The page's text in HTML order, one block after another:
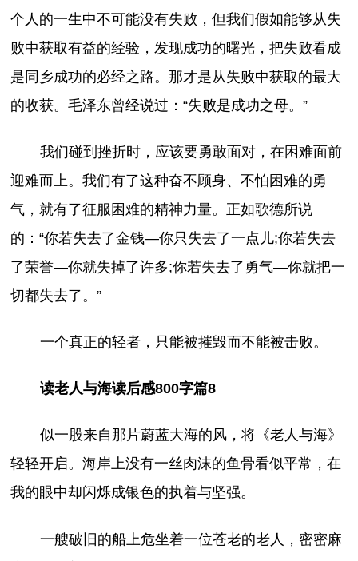
个人的一生中不可能没有失败，但我们假如能够从失
败中获取有益的经验，发现成功的曙光，把失败看成
是同乡成功的必经之路。那才是从失败中获取的最大
的收获。毛泽东曾经说过：“失败是成功之母。”
我们碰到挫折时，应该要勇敢面对，在困难面前
迎难而上。我们有了这种奋不顾身、不怕困难的勇
气，就有了征服困难的精神力量。正如歌德所说
的：“你若失去了金钱—你只失去了一点儿;你若失去
了荣誉—你就失掉了许多;你若失去了勇气—你就把一
切都失去了。”
一个真正的轻者，只能被摧毁而不能被击败。
读老人与海读后感800字篇8
似一股来自那片蔚蓝大海的风，将《老人与海》
轻轻开启。海岸上没有一丝肉沫的鱼骨看似平常，在
我的眼中却闪烁成银色的执着与坚强。
一艘破旧的船上危坐着一位苍老的老人，密密麻